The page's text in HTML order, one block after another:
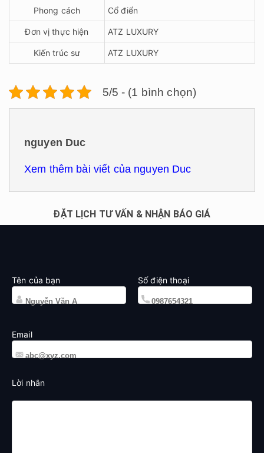
Phong cách Cổ điển
Đơn vị thực hiện ATZ LUXURY
Kiến trúc sư ATZ LUXURY
5/5 - (1 bình chọn)
nguyen Duc
Xem thêm bài viết của nguyen Duc
ĐẶT LỊCH TƯ VẤN & NHẬN BÁO GIÁ
Tên của bạn Số điện thoại
Email
Lời nhắn